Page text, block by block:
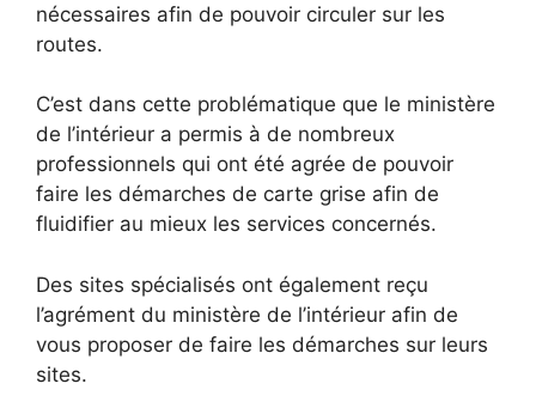
nécessaires afin de pouvoir circuler sur les
routes.
C’est dans cette problématique que le ministère
de l’intérieur a permis à de nombreux
professionnels qui ont été agrée de pouvoir
faire les démarches de carte grise afin de
fluidifier au mieux les services concernés.
Des sites spécialisés ont également reçu
l’agrément du ministère de l’intérieur afin de
vous proposer de faire les démarches sur leurs
sites.